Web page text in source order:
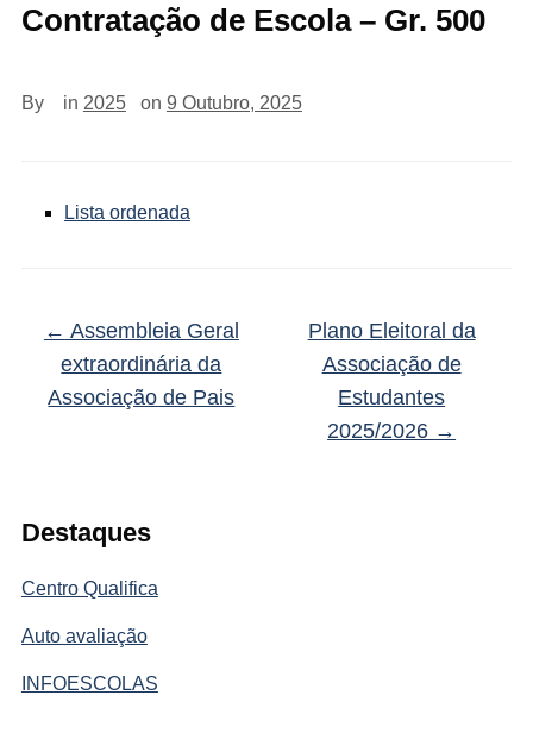
Destaques
Centro Qualifica
Auto avaliação
INFOESCOLAS
Contratação de Escola – Gr. 500
By in 2025 on 9 Outubro, 2025
Lista ordenada
← Assembleia Geral
extraordinária da
Associação de Pais
Plano Eleitoral da
Associação de
Estudantes
2025/2026 →